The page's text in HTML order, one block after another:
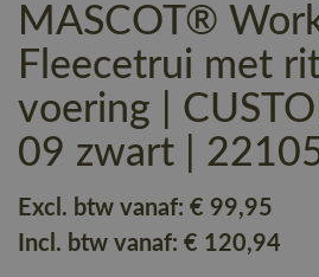
MASCOT®
Fleecetrui met
voering |
09 zwart |
Excl. btw vanaf: € 99,95
Incl. btw vanaf: € 120,94